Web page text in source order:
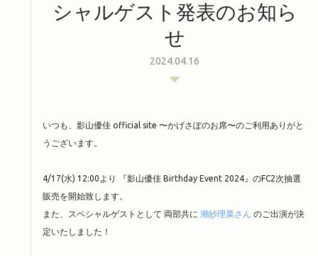
シャルゲスト発表のお知ら
せ
2024.04.16
いつも、影山優佳 official site 〜かげさぽのお席〜のご利用ありがと
うございます。
4/17(水) 12:00より 『影山優佳 Birthday Event 2024』のFC2次抽選
販売を開始致します。
また、スペシャルゲストとして 両部共に 潮紗理菜さん のご出演が決
定いたしました！